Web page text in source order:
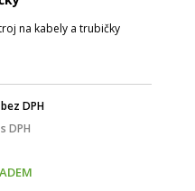
na kabely a trubičky
bez DPH
s DPH